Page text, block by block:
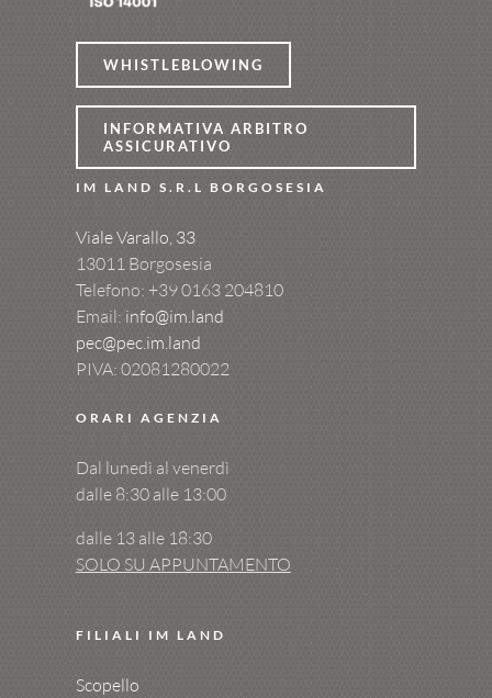
WHISTLEBLOWING
INFORMATIVA ARBITRO
ASSICURATIVO
IM LAND S.R.L BORGOSESIA
Viale Varallo, 33
13011 Borgosesia
Telefono: +390163 204810
Email: info@im.land
pec@pec.im.land
PIVA: 02081280022
ORARI AGENZIA
Dal lunedì al venerdì
dalle 8:30 alle 13:00
dalle 13 alle 18:30
SOLO SU APPUNTAMENTO
FILIALI IM LAND
Scopello